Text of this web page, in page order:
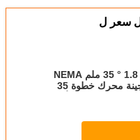
سعر ل
الوزن 130 غرام 1.8 ° 35 ملم NEMA
14 2 مرحلة الهجينة محرك خطوة 35